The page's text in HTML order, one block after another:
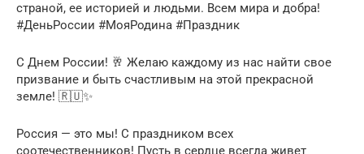
страной, ее историей и людьми. Всем мира и добра!
#ДеньРоссии #МояРодина #Праздник
С Днем России! 🥂 Желаю каждому из нас найти свое
призвание и быть счастливым на этой прекрасной
земле! 🇷🇺✨
Россия — это мы! С праздником всех
соотечественников! Пусть в сердце всегда живет